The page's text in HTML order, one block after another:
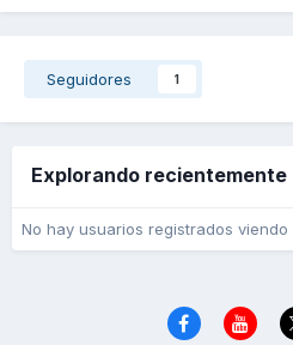
Seguidores 1
Explorando recientemente
No hay usuarios registrados viendo